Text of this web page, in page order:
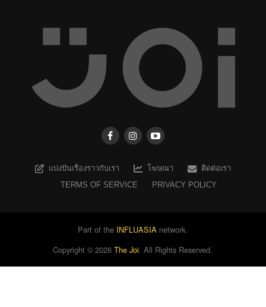
แบ่งปันเรื่องราวกับเรา โฆษณา
ติดต่อเรา
TERMS OF SERVICE
PRIVACY POLICY
Part of the INFLUASIA network.
Copyright ©2026 The Joi. All Rights Reserved.